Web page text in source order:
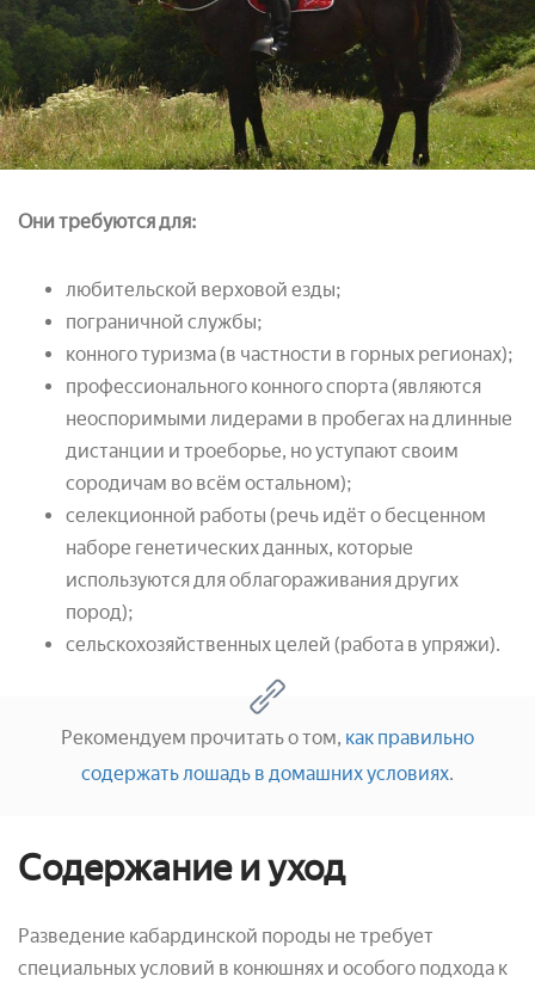
Они требуются для:
любительской верховой езды;
пограничной службы;
конного туризма (в частности в горных регионах);
профессионального конного спорта (являются
неоспоримыми лидерами в пробегах на длинные
дистанции и троеборье, но уступают своим
сородичам во всём остальном);
селекционной работы (речь идёт о бесценном
наборе генетических данных, которые
используются для облагораживания других
пород);
сельскохозяйственных целей (работа в упряжи).
Рекомендуем прочитать о том, как правильно
содержать лошадь в домашних условиях.
Содержание и уход
Разведение кабардинской породы не требует
специальных условий в конюшнях и особого подхода к